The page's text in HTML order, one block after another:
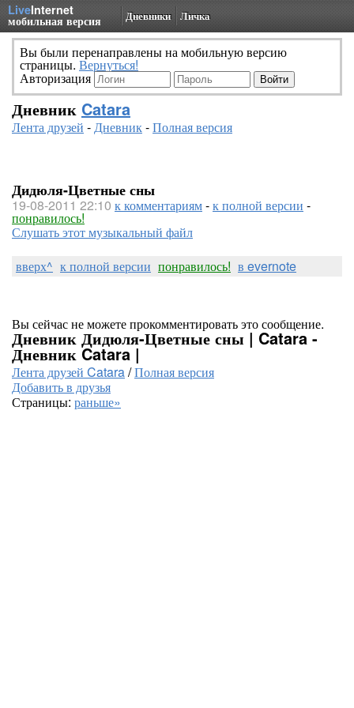
LiveInternet
мобильная версия Дневники Личка
Вы были перенаправлены на мобильную версию
страницы. Вернуться!
Авторизация
Дневник Catara
Лента друзей -Дневник-Полная версия
Дидюля-Цветные сны
19-08-2011 22:10 к комментариям-к полной версии -
понравилось!
Слушать этот музыкальный файл
вверх^ к полной версии понравилось! в evernote
Вы сейчас не можете прокомментировать это сообщение.
Дневник Дидюля-Цветные сны | Catara -
Дневник Catara |
Лента друзей Catara/Полная версия
Добавить в друзья
Страницы: раньше»